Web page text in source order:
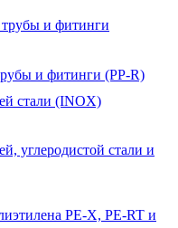
и фитинги
и фитинги (PP-R)
стали (INOX)
углеродистой стали и
PE-X, PE-RT и